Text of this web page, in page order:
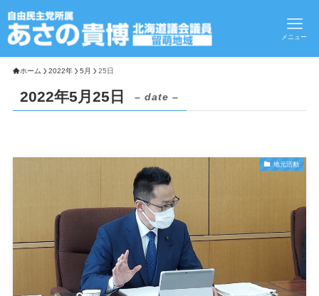
メニュー
ホーム 2022年 5月 25日
2022年5月25日 – date –
地元活動